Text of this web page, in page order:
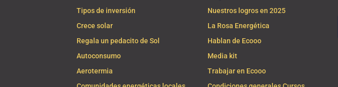
Tipos de inversión
Crece solar
Regala un pedacito de Sol
Autoconsumo
Aerotermia
Nuestros logros en 2025
La Rosa Energética
Hablan de Ecooo
Media kit
Trabajar en Ecooo